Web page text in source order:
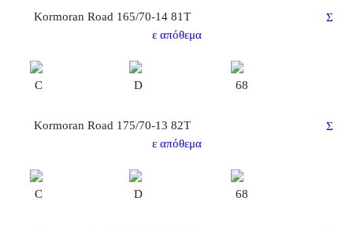
Kormoran Road 165/70-14 81T
Σ
ε απόθεμα
C D 68
Kormoran Road 175/70-13 82T
Σ
ε απόθεμα
C D 68